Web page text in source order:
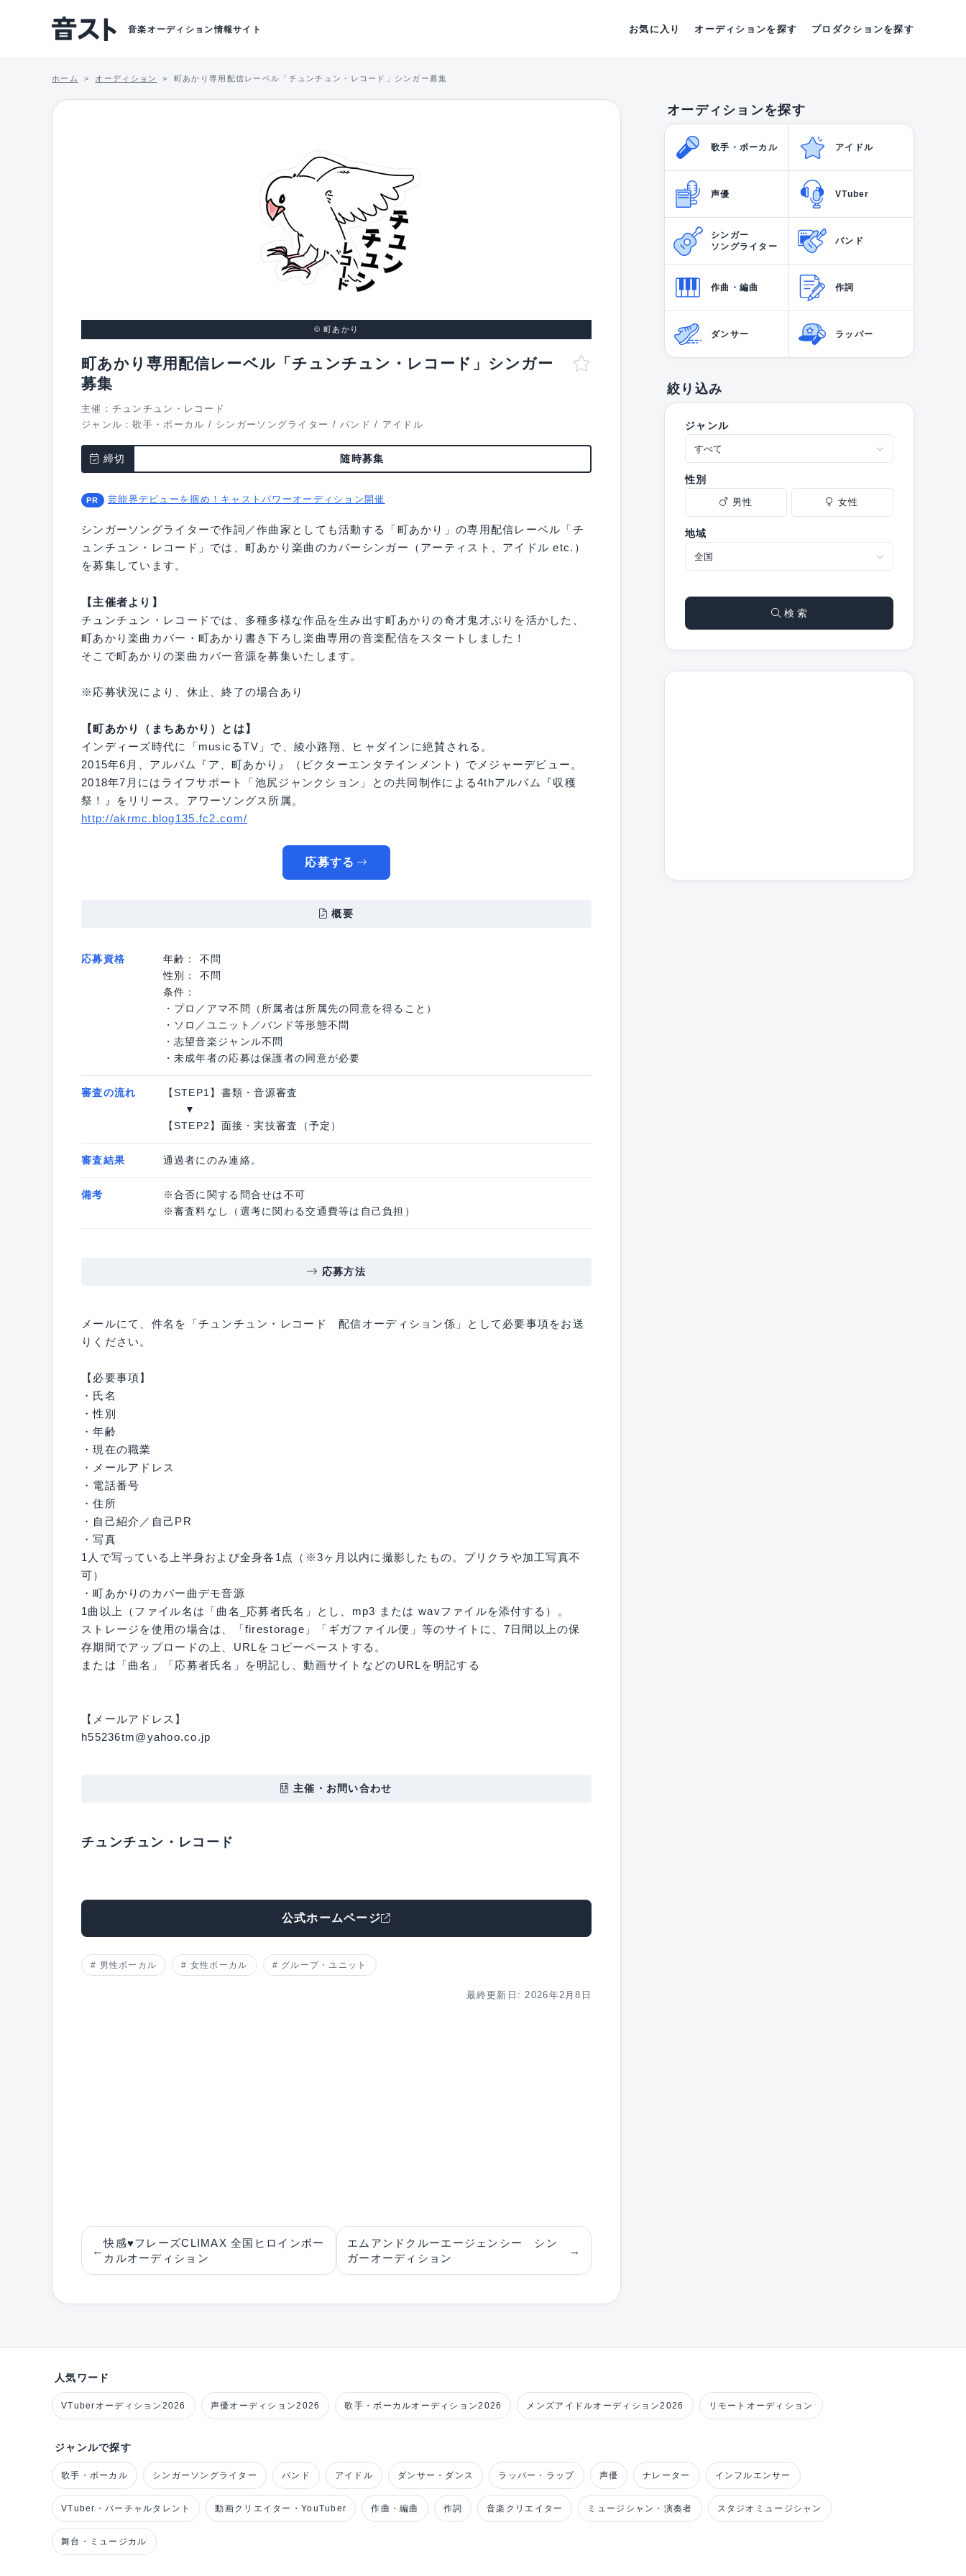
音楽オーディション情報サイト お気に入り オーディションを探す プロダクションを探す
ホーム オーディション 町あかり専用配信レーベル「チュンチュン・レコード」シンガー募集
© 町あかり
町あかり専用配信レーベル「チュンチュン・レコード」シンガー
募集
主催：チュンチュン・レコード
ジャンル：歌手・ボーカル / シンガーソングライター /バンド / アイドル
締切 随時募集
芸能界デビューを掴め！キャストパワーオーディション開催
シンガーソングライターで作詞／作曲家としても活動する「町あかり」の専用配信レーベル「チ
ュンチュン・レコード」では、町あかり楽曲のカバーシンガー（アーティスト、アイドル etc.）
を募集しています。
【主催者より】
チュンチュン・レコードでは、多種多様な作品を生み出す町あかりの奇才鬼才ぶりを活かした、
町あかり楽曲カバー・町あかり書き下ろし楽曲専用の音楽配信をスタートしました！
そこで町あかりの楽曲カバー音源を募集いたします。
※応募状況により、休止、終了の場合あり
【町あかり（まちあかり）とは】
インディーズ時代に「musicるTV」で、綾小路翔、ヒャダインに絶賛される。
2015年6月、アルバム『ア、町あかり』（ビクターエンタテインメント）でメジャーデビュー。
2018年7月にはライフサポート「池尻ジャンクション」との共同制作による4thアルバム『収穫
祭！』をリリース。アワーソングス所属。
http://akrmc.blog135.fc2.com/
応募する
概要
応募資格
年齢： 不問
性別： 不問
条件：
・プロ／アマ不問（所属者は所属先の同意を得ること）
・ソロ／ユニット／バンド等形態不問
・志望音楽ジャンル不問
・未成年者の応募は保護者の同意が必要
審査の流れ
【STEP1】書類・音源審査
▼
【STEP2】面接・実技審査（予定）
審査結果 通過者にのみ連絡。
備考
※合否に関する問合せは不可
※審査料なし（選考に関わる交通費等は自己負担）
応募方法
メールにて、件名を「チュンチュン・レコード 配信オーディション係」として必要事項をお送
りください。
【必要事項】
・氏名
・性別
・年齢
・現在の職業
・メールアドレス
・電話番号
・住所
・自己紹介／自己PR
・写真
1人で写っている上半身および全身各1点（※3ヶ月以内に撮影したもの。プリクラや加工写真不
可）
・町あかりのカバー曲デモ音源
1曲以上（ファイル名は「曲名_応募者氏名」とし、mp3 または wavファイルを添付する）。
ストレージを使用の場合は、「firestorage」「ギガファイル便」等のサイトに、7日間以上の保
存期間でアップロードの上、URLをコピーペーストする。
または「曲名」「応募者氏名」を明記し、動画サイトなどのURLを明記する
【メールアドレス】
h55236tm@yahoo.co.jp
主催・お問い合わせ
チュンチュン・レコード
公式ホームページ
男性ボーカル 女性ボーカル グループ・ユニット
最終更新日: 2026年2月8日
←
快感♥フレーズCLIMAX 全国ヒロインボー
カルオーディション
エムアンドクルーエージェンシー シン
ガーオーディション
→
オーディションを探す
歌手・ボーカル アイドル
声優 VTuber
シンガー
ソングライター
バンド
作曲・編曲 作詞
ダンサー ラッパー
絞り込み
ジャンル
性別
男性 女性
地域
検 索
人気ワード
VTuberオーディション2026 声優オーディション2026 歌手・ボーカルオーディション2026 メンズアイドルオーディション2026 リモートオーディション
ジャンルで探す
歌手・ボーカル シンガーソングライター バンド アイドル ダンサー・ダンス ラッパー・ラップ 声優 ナレーター インフルエンサー
VTuber・バーチャルタレント 動画クリエイター・YouTuber 作曲・編曲 作詞 音楽クリエイター ミュージシャン・演奏者 スタジオミュージシャン
舞台・ミュージカル